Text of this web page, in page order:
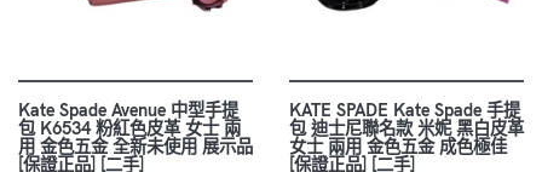
Kate Spade Avenue 中型手提
包 K6534 粉紅色皮革 女士 兩
用 金色五金 全新未使用 展示品
[保證正品] [二手]
KATE SPADE Kate Spade 手提
包 迪士尼聯名款 米妮 黑白皮革
女士 兩用 金色五金 成色極佳
[保證正品] [二手]